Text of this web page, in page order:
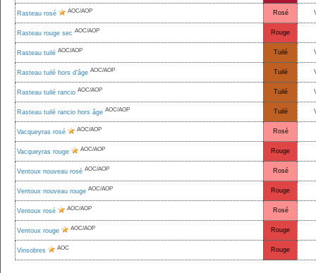
Rasteau rosé AOC/AOP Rosé
Rasteau rouge sec AOC/AOP Rouge
Rasteau tuilé AOC/AOP Tuilé
Rasteau tuilé hors d'âge AOC/AOP Tuilé
Rasteau tuilé rancio AOC/AOP Tuilé
Rasteau tuilé rancio hors âge AOC/AOP Tuilé
Vacqueyras rosé AOC/AOP Rosé
Vacqueyras rouge AOC/AOP Rouge
Ventoux nouveau rosé AOC/AOP Rosé
Ventoux nouveau rouge AOC/AOP Rouge
Ventoux rosé AOC/AOP Rosé
Ventoux rouge AOC/AOP Rouge
Vinsobres AOC Rouge